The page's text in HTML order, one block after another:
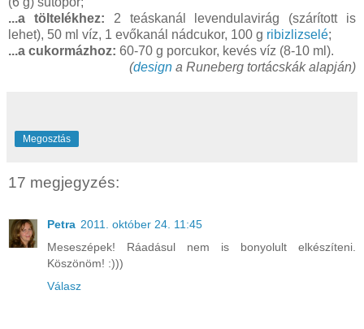
...a töltelékhez: 2 teáskanál levendulavirág (szárított is
lehet), 50 ml víz, 1 evőkanál nádcukor, 100 g ribizlizselé;
...a cukormázhoz: 60-70 g porcukor, kevés víz (8-10 ml).
(design a Runeberg tortácskák alapján)
Megosztás
17 megjegyzés:
Petra 2011. október 24. 11:45
Meseszépek! Ráadásul nem is bonyolult elkészíteni.
Köszönöm! :)))
Válasz